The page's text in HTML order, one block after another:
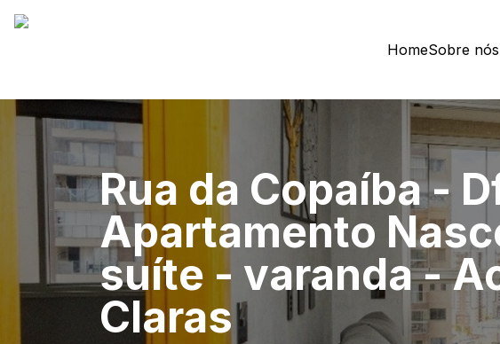
HomeSobre nós
Rua da Copaíba -
Apartamento
suíte - varanda -
Claras